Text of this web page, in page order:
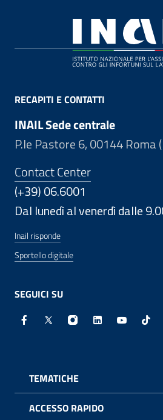
RECAPITI E CONTATTI
INAIL Sede centrale
P.le Pastore 6, 00144 Roma
Contact Center
(+39) 06.6001
Dal lunedì al venerdì dalle
Inail risponde
Sportello digitale
SEGUICI SU
Facebook - Sito esterno -
X - Sito esterno -
Instagram - Sito
Linkedin -
TEMATICHE
ACCESSO RAPIDO